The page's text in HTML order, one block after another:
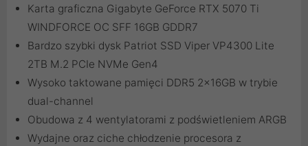
Karta graficzna Gigabyte GeForce RTX 5070 Ti
WINDFORCE OC SFF 16GB GDDR7
Bardzo szybki dysk Patriot SSD Viper VP4300 Lite
2TB M.2 PCIe NVMe Gen4
Wysoko taktowane pamięci DDR5 2x16GB w trybie
dual-channel
Obudowa z 4 wentylatorami z podświetleniem ARGB
Wydajne oraz ciche chłodzenie procesora z